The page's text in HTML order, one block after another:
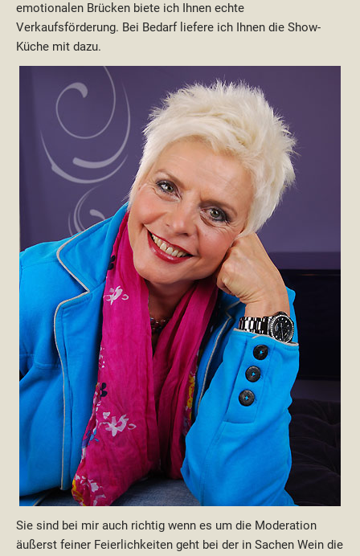
emotionalen Brücken biete ich Ihnen echte
Verkaufsförderung. Bei Bedarf liefere ich Ihnen die Show-
Küche mit dazu.
Sie sind bei mir auch richtig wenn es um die Moderation
äußerst feiner Feierlichkeiten geht bei der in Sachen Wein die